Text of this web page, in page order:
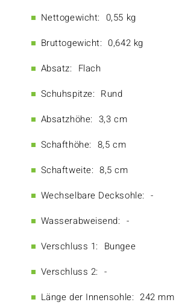
Nettogewicht: 0,55 kg
Bruttogewicht: 0,642 kg
Absatz: Flach
Schuhspitze: Rund
Absatzhöhe: 3,3 cm
Schafthöhe: 8,5 cm
Schaftweite: 8,5 cm
Wechselbare Decksohle: -
Wasserabweisend: -
Verschluss 1: Bungee
Verschluss 2: -
Länge der Innensohle: 242 mm